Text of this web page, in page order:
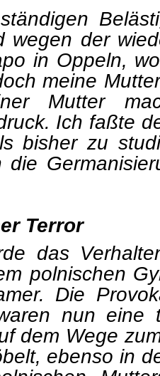
wegen der
in Oppeln,
meine
Mutter
Ich faßte
bisher zu
die
Terror
das
pol­nischen
Die
nun eine
dem Wege
ebenso in